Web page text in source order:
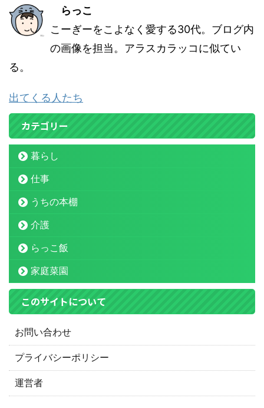
らっこ
こーぎーをこよなく愛する30代。ブログ内
の画像を担当。アラスカラッコに似てい
る。
出てくる人たち
カテゴリー
暮らし
仕事
うちの本棚
介護
らっこ飯
家庭菜園
このサイトについて
お問い合わせ
プライバシーポリシー
運営者